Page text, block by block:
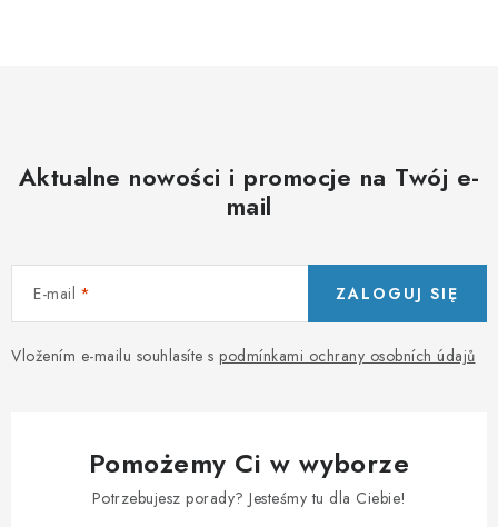
Aktualne nowości i promocje na Twój e-
mail
E-mail
Vložením e-mailu souhlasíte s podmínkami ochrany osobních údajů
ZALOGUJ SIĘ
Pomożemy Ci w wyborze
Potrzebujesz porady? Jesteśmy tu dla Ciebie!